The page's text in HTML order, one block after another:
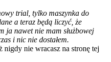
trial, tylko maszynka do
a teraz będą liczyć, że
ja nawet nie mam służbowej
i nic nie dostałem.
nigdy nie wracasz na stronę tej